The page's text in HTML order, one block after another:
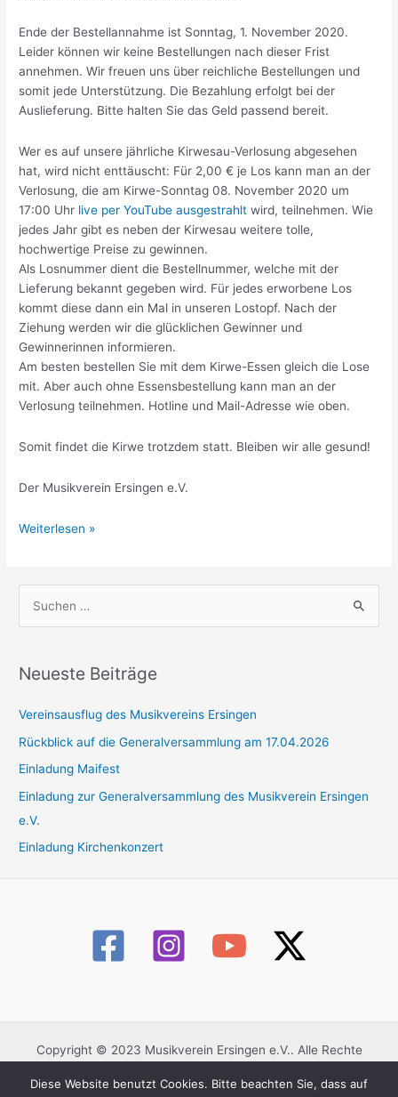
Ende der Bestellannahme ist Sonntag, 1. November 2020.
Leider können wir keine Bestellungen nach dieser Frist
annehmen. Wir freuen uns über reichliche Bestellungen und
somit jede Unterstützung. Die Bezahlung erfolgt bei der
Auslieferung. Bitte halten Sie das Geld passend bereit.
Wer es auf unsere jährliche Kirwesau-Verlosung abgesehen
hat, wird nicht enttäuscht: Für 2,00 € je Los kann man an der
Verlosung, die am Kirwe-Sonntag 08. November 2020 um
17:00 Uhr live per YouTube ausgestrahltwird, teilnehmen. Wie
jedes Jahr gibt es neben der Kirwesau weitere tolle,
hochwertige Preise zu gewinnen.
Als Losnummer dient die Bestellnummer, welche mit der
Lieferung bekannt gegeben wird. Für jedes erworbene Los
kommt diese dann ein Mal in unseren Lostopf. Nach der
Ziehung werden wir die glücklichen Gewinner und
Gewinnerinnen informieren.
Am besten bestellen Sie mit dem Kirwe-Essen gleich die Lose
mit. Aber auch ohne Essensbestellung kann man an der
Verlosung teilnehmen. Hotline und Mail-Adresse wie oben.
Somit findet die Kirwe trotzdem statt. Bleiben wir alle gesund!
Der Musikverein Ersingen e.V.
Wir
Kirwe
nach
Hause
Weiterlesen »
h
n
n
a
Neueste Beiträge
Vereinsausflug des Musikvereins Ersingen
Rückblick auf die Generalversammlung am 17.04.2026
Einladung Maifest
Einladung zur Generalversammlung des Musikverein Ersingen
e.V.
Einladung Kirchenkonzert
Copyright © 2023 Musikverein Ersingen e.V.. Alle Rechte
Diese Website benutzt Cookies. Bitte beachten Sie, dass auf